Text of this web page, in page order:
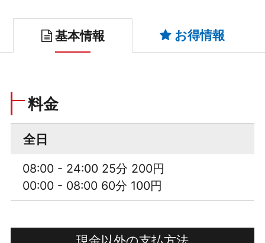
基本情報 お得情報
料金
全日
08:00 - 24:00 25分 200円
00:00 - 08:00 60分 100円